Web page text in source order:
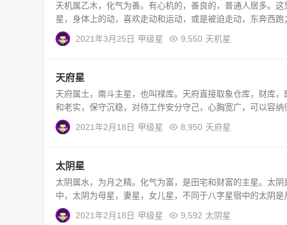
天机属乙木，化气为善。有心机的，善良的，普通人居多。
星，身体上的动，喜欢走动和运动，或是被迫走动，东奔西跑
2021年3月25日 甲级星 9,550 天机星
天府星
天府属土，南斗主星，也叫禄库。天府直接取象仓库，财库
和老实，保守沉稳，对待工作安分守己，心胸宽广，可以容纳
2021年2月18日 甲级星 8,950 天府星
太阴星
太阴属水，为月之精。化气为富，是田宅和财富的主星。太
中，太阴为母星，妻星，女儿星，不同于八字星宿中的太阴是
2021年2月18日 甲级星 9,592 太阴星